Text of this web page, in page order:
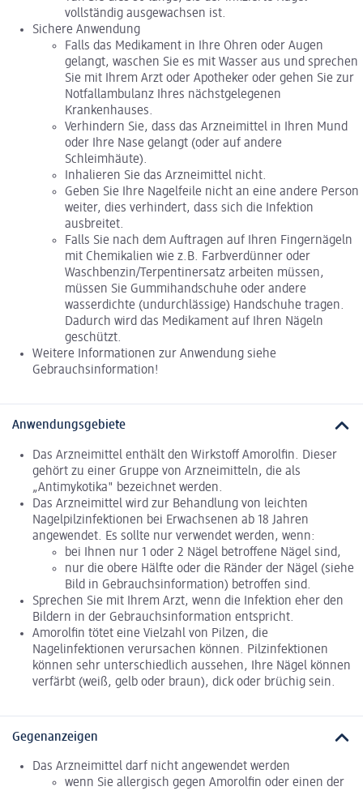
vollständig ausgewachsen ist.
Sichere Anwendung
Falls das Medikament in Ihre Ohren oder Augen
gelangt, waschen Sie es mit Wasser aus und sprechen
Sie mit Ihrem Arzt oder Apotheker oder gehen Sie zur
Notfallambulanz Ihres nächstgelegenen
Krankenhauses.
Verhindern Sie, dass das Arzneimittel in Ihren Mund
oder Ihre Nase gelangt (oder auf andere
Schleimhäute).
Inhalieren Sie das Arzneimittel nicht.
Geben Sie Ihre Nagelfeile nicht an eine andere Person
weiter, dies verhindert, dass sich die Infektion
ausbreitet.
Falls Sie nach dem Auftragen auf Ihren Fingernägeln
mit Chemikalien wie z.B. Farbverdünner oder
Waschbenzin/Terpentinersatz arbeiten müssen,
müssen Sie Gummihandschuhe oder andere
wasserdichte (undurchlässige) Handschuhe tragen.
Dadurch wird das Medikament auf Ihren Nägeln
geschützt.
Weitere Informationen zur Anwendung siehe
Gebrauchsinformation!
Anwendungsgebiete
Das Arzneimittel enthält den Wirkstoff Amorolfin. Dieser
gehört zu einer Gruppe von Arzneimitteln, die als
„Antimykotika" bezeichnet werden.
Das Arzneimittel wird zur Behandlung von leichten
Nagelpilzinfektionen bei Erwachsenen ab 18 Jahren
angewendet. Es sollte nur verwendet werden, wenn:
bei Ihnen nur 1 oder 2 Nägel betroffene Nägel sind,
nur die obere Hälfte oder die Ränder der Nägel (siehe
Bild in Gebrauchsinformation) betroffen sind.
Sprechen Sie mit Ihrem Arzt, wenn die Infektion eher den
Bildern in der Gebrauchsinformation entspricht.
Amorolfin tötet eine Vielzahl von Pilzen, die
Nagelinfektionen verursachen können. Pilzinfektionen
können sehr unterschiedlich aussehen, Ihre Nägel können
verfärbt (weiß, gelb oder braun), dick oder brüchig sein.
Gegenanzeigen
Das Arzneimittel darf nicht angewendet werden
wenn Sie allergisch gegen Amorolfin oder einen der